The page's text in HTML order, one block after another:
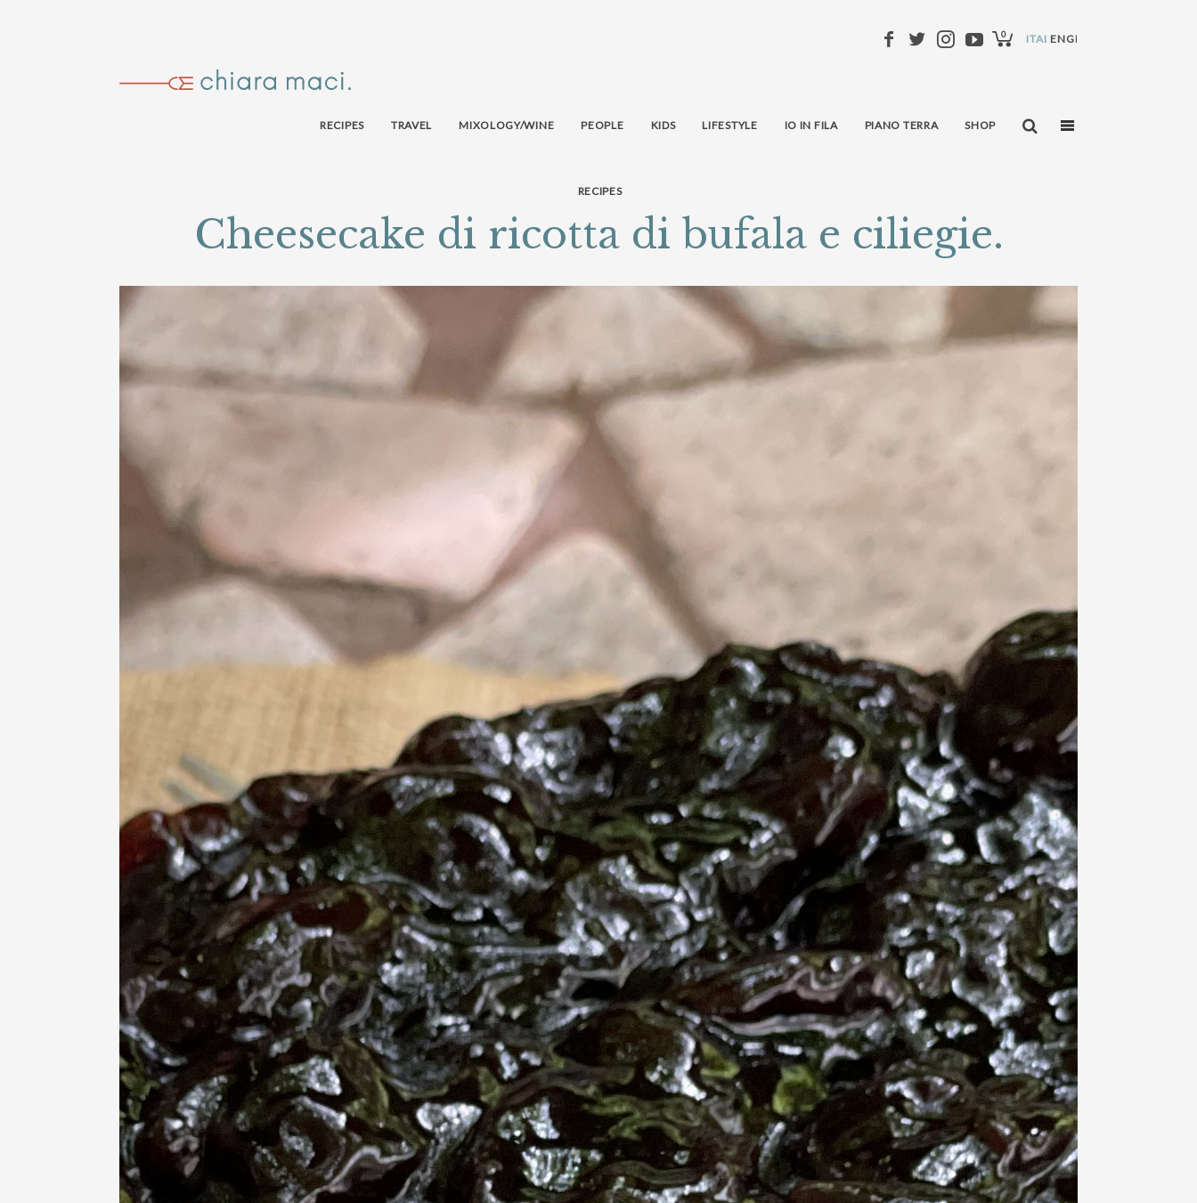
ITALIANO
ENGLISH
0
RECIPES TRAVEL MIXOLOGY/WINE PEOPLE KIDS LIFESTYLE IO IN FILA PIANO TERRA SHOP
RECIPES
Cheesecake di ricotta di bufala e ciliegie.